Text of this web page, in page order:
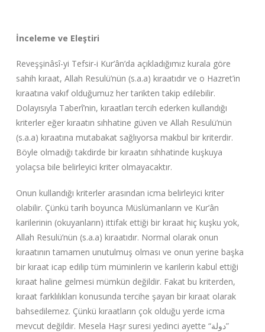
İnceleme ve Eleştiri
Reveşşinâsî-yi Tefsir-i Kur’ân’da açıkladığımız kurala göre
sahih kıraat, Allah Resulü’nün (s.a.a) kıraatıdır ve o Hazret’in
kıraatına vakıf olduğumuz her tarikten takip edilebilir.
Dolayısıyla Taberî’nin, kıraatları tercih ederken kullandığı
kriterler eğer kıraatın sıhhatine güven ve Allah Resulü’nün
(s.a.a) kıraatına mutabakat sağlıyorsa makbul bir kriterdir.
Böyle olmadığı takdirde bir kıraatın sıhhatinde kuşkuya
yolaçsa bile belirleyici kriter olmayacaktır.
Onun kullandığı kriterler arasından icma belirleyici kriter
olabilir. Çünkü tarih boyunca Müslümanların ve Kur’ân
karilerinin (okuyanların) ittifak ettiği bir kıraat hiç kuşku yok,
Allah Resulü’nün (s.a.a) kıraatıdır. Normal olarak onun
kıraatının tamamen unutulmuş olması ve onun yerine başka
bir kıraat icap edilip tüm müminlerin ve karilerin kabul ettiği
kıraat haline gelmesi mümkün değildir. Fakat bu kriterden,
kıraat farklılıkları konusunda tercihe şayan bir kıraat olarak
bahsedilemez. Çünkü kıraatların çok olduğu yerde icma
mevcut değildir. Mesela Haşr suresi yedinci ayette “دولة”